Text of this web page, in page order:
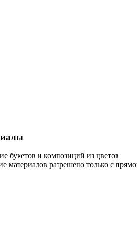
букетов и композиций из цветов
материалов разрешено только с